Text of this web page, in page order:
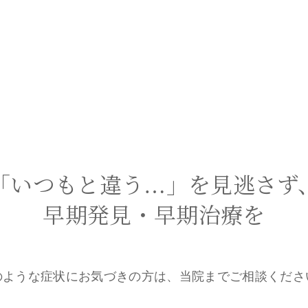
「いつもと違う…」を見逃さず
早期発見・早期治療を
うな症状にお気づきの方は、 当院までご相談くだ